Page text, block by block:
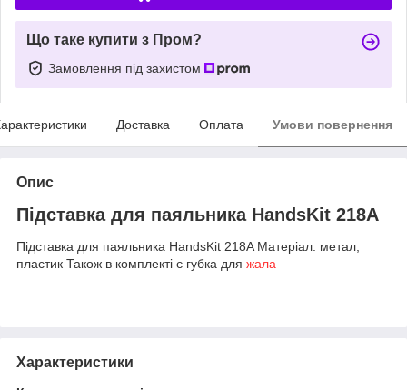
Що таке купити з Пром?
Замовлення під захистом
Доставка Оплата Умови повернення
Опис
Підставка для паяльника HandsKit 218A
Підставка для паяльника HandsKit 218A Матеріал: метал,
пластик Також в комплекті є губка для жала
Характеристики